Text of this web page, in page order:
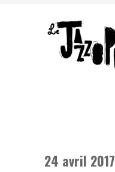
24 avril 2017